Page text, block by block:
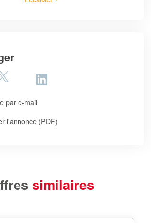
par e-mail
l'annonce (PDF)
similaires